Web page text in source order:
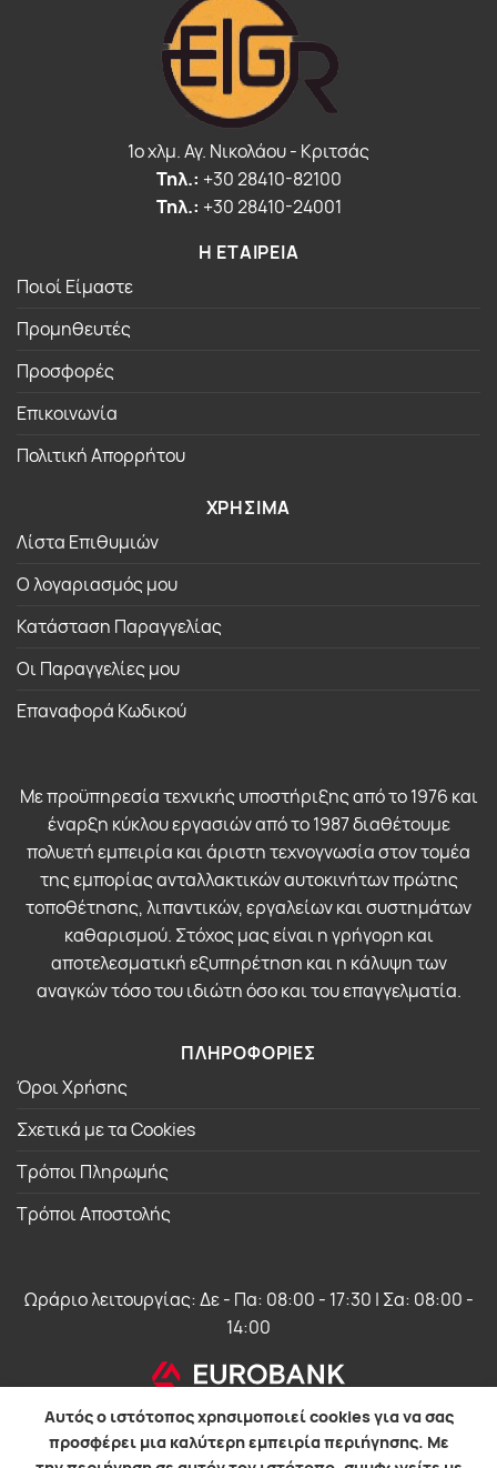
1o χλμ. Αγ. Νικολάου - Κριτσάς
Τηλ.: +30 28410-82100
Τηλ.: +30 28410-24001
Η ΕΤΑΙΡΕΙΑ
Ποιοί Είμαστε
Προμηθευτές
Προσφορές
Επικοινωνία
Πολιτική Απορρήτου
ΧΡΗΣΙΜΑ
Λίστα Επιθυμιών
Ο λογαριασμός μου
Κατάσταση Παραγγελίας
Οι Παραγγελίες μου
Επαναφορά Κωδικού
Με προϋπηρεσία τεχνικής υποστήριξης από το 1976 και
έναρξη κύκλου εργασιών από το 1987 διαθέτουμε
πολυετή εμπειρία και άριστη τεχνογνωσία στον τομέα
της εμπορίας ανταλλακτικών αυτοκινήτων πρώτης
τοποθέτησης, λιπαντικών, εργαλείων και συστημάτων
καθαρισμού. Στόχος μας είναι η γρήγορη και
αποτελεσματική εξυπηρέτηση και η κάλυψη των
αναγκών τόσο του ιδιώτη όσο και του επαγγελματία.
ΠΛΗΡΟΦΟΡΙΕΣ
Όροι Χρήσης
Σχετικά με τα Cookies
Τρόποι Πληρωμής
Τρόποι Αποστολής
Ωράριο λειτουργίας: Δε - Πα: 08:00 - 17:30 | Σα: 08:00 -
14:00
Αυτός ο ιστότοπος χρησιμοποιεί cookies για να σας
προσφέρει μια καλύτερη εμπειρία περιήγησης. Με